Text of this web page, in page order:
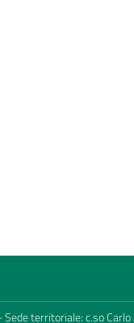
territoriale: c.so